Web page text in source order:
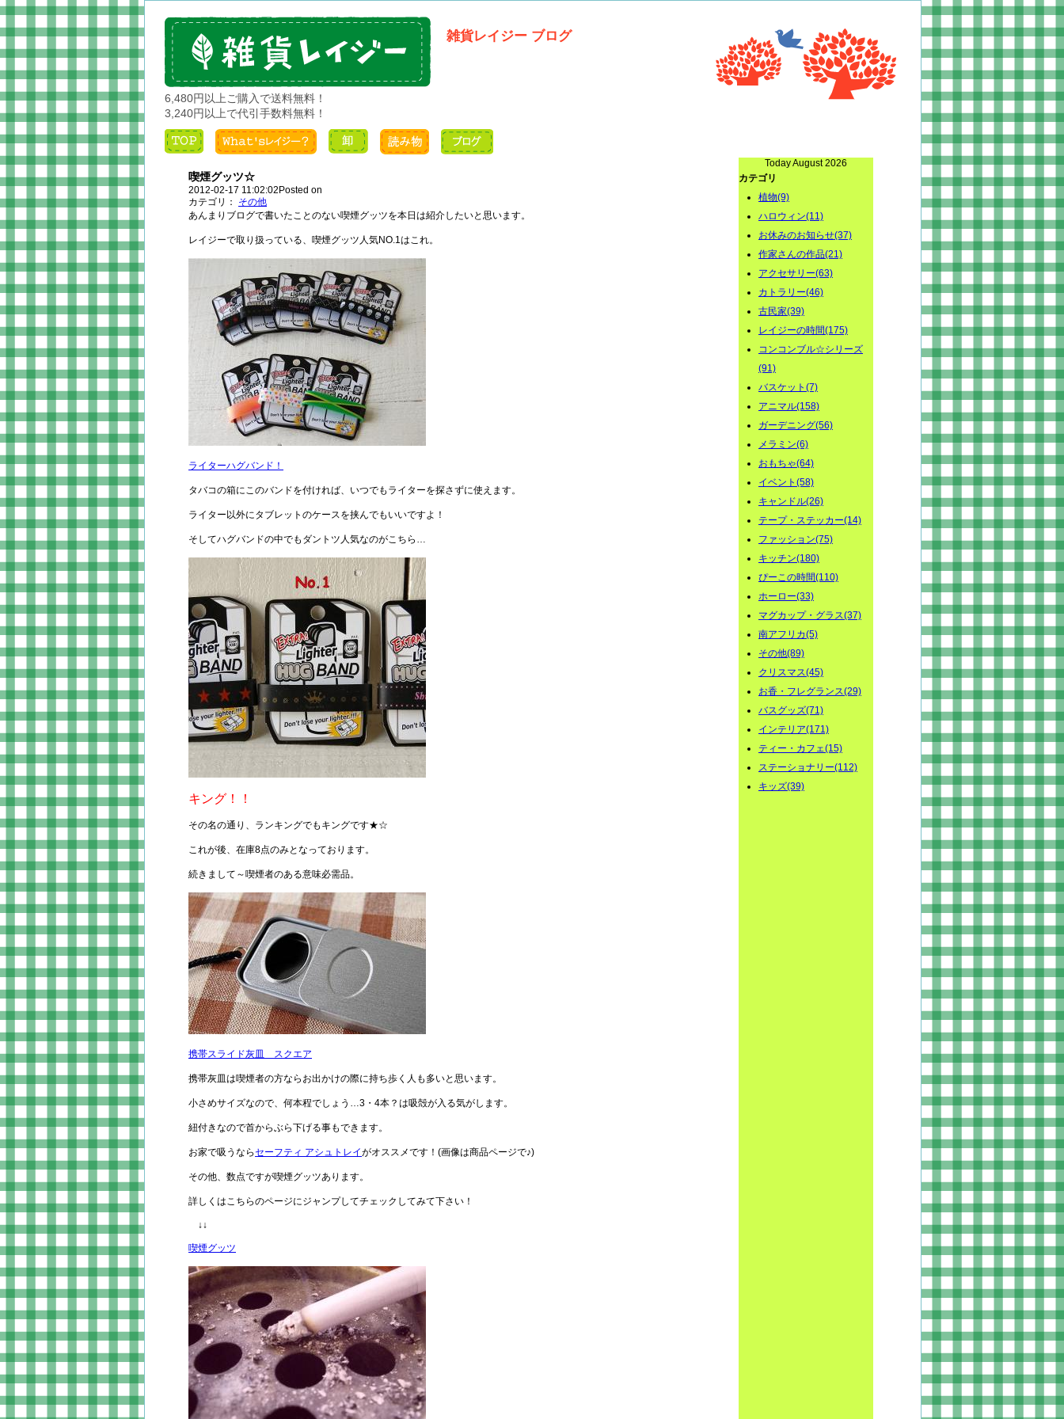
雑貨レイジー ブログ
6,480円以上ご購入で送料無料！
3,240円以上で代引手数料無料！
喫煙グッツ☆
2012-02-17 11:02:02Posted on
カテゴリ： その他
あんまりブログで書いたことのない喫煙グッツを本日は紹介したいと思います。
レイジーで取り扱っている、喫煙グッツ人気NO.1はこれ。
ライターハグバンド！
タバコの箱にこのバンドを付ければ、いつでもライターを探さずに使えます。
ライター以外にタブレットのケースを挟んでもいいですよ！
そしてハグバンドの中でもダントツ人気なのがこちら…
キング！！
その名の通り、ランキングでもキングです★☆
これが後、在庫8点のみとなっております。
続きまして～喫煙者のある意味必需品。
携帯スライド灰皿 スクエア
携帯灰皿は喫煙者の方ならお出かけの際に持ち歩く人も多いと思います。
小さめサイズなので、何本程でしょう…3・4本？は吸殻が入る気がします。
紐付きなので首からぶら下げる事もできます。
お家で吸うならセーフティ アシュトレイがオススメです！(画像は商品ページで♪)
その他、数点ですが喫煙グッツあります。
詳しくはこちらのページにジャンプしてチェックしてみて下さい！
↓↓
喫煙グッツ
Today August 2026
カテゴリ
植物(9)
ハロウィン(11)
お休みのお知らせ(37)
作家さんの作品(21)
アクセサリー(63)
カトラリー(46)
古民家(39)
レイジーの時間(175)
コンコンブル☆シリーズ
(91)
バスケット(7)
アニマル(158)
ガーデニング(56)
メラミン(6)
おもちゃ(64)
イベント(58)
キャンドル(26)
テープ・ステッカー(14)
ファッション(75)
キッチン(180)
ぴーこの時間(110)
ホーロー(33)
マグカップ・グラス(37)
南アフリカ(5)
その他(89)
クリスマス(45)
お香・フレグランス(29)
バスグッズ(71)
インテリア(171)
ティー・カフェ(15)
ステーショナリー(112)
キッズ(39)